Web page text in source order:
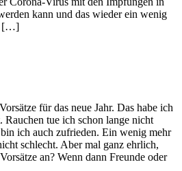
kann und das wieder ein wenig
[…]
für das neue Jahr. Das habe ich
Rauchen tue ich schon lange nicht
ich auch zufrieden. Ein wenig mehr
schlecht. Aber mal ganz ehrlich,
an? Wenn dann Freunde oder